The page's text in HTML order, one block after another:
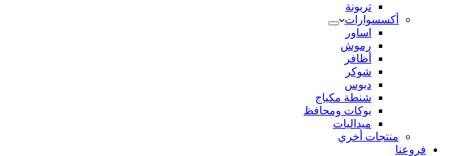
تربونة
أكسسوارات
اساور
رموش
أظافر
شوكر
دبوس
شنطة مكياج
بوكات ومحافظ
ميداليات
منتجات أخري
فروعنا